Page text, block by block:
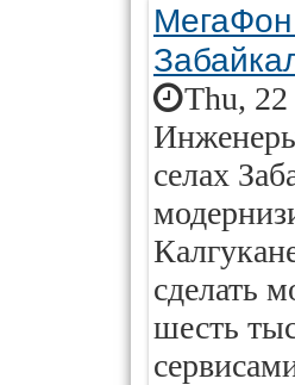
МегаФон
Thu, 22
селах
сделать
шесть